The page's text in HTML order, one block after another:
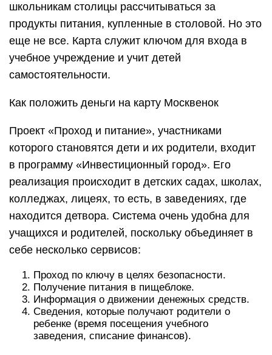
школьникам столицы рассчитываться за
продукты питания, купленные в столовой. Но это
еще не все. Карта служит ключом для входа в
учебное учреждение и учит детей
самостоятельности.
Как положить деньги на карту Москвенок
Проект «Проход и питание», участниками
которого становятся дети и их родители, входит
в программу «Инвестиционный город». Его
реализация происходит в детских садах, школах,
колледжах, лицеях, то есть, в заведениях, где
находится детвора. Система очень удобна для
учащихся и родителей, поскольку объединяет в
себе несколько сервисов:
Проход по ключу в целях безопасности.
Получение питания в пищеблоке.
Информация о движении денежных средств.
Сведения, которые получают родители о
ребенке (время посещения учебного
заведения, списание финансов).